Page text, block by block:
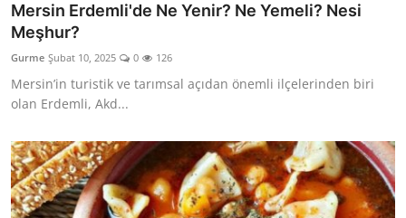
Mersin Erdemli'de Ne Yenir? Ne Yemeli? Nesi
Meşhur?
Gurme Şubat 10, 2025 0 126
Mersin’in turistik ve tarımsal açıdan önemli ilçelerinden biri
olan Erdemli, Akd...